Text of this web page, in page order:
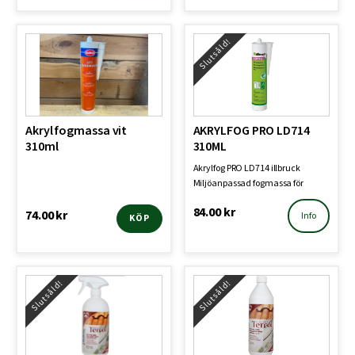
Akryl fogmassa vit
310ml
74.00kr KÖP
Slutsåld!
AKRYLFOG PRO LD714
310ML
Akrylfog PRO LD714 illbruck
Miljöanpassad fogmassa för
tätning och utjämning av …
84.00kr Info
Slutsåld! Slutsåld!